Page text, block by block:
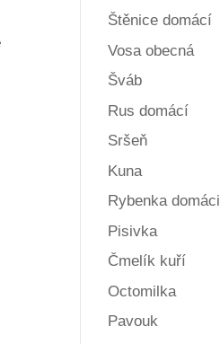
Štěnice domácí
Vosa obecná
Šváb
Rus domácí
Sršeň
Kuna
Rybenka domáci
Pisivka
Čmelík kuří
Octomilka
Pavouk